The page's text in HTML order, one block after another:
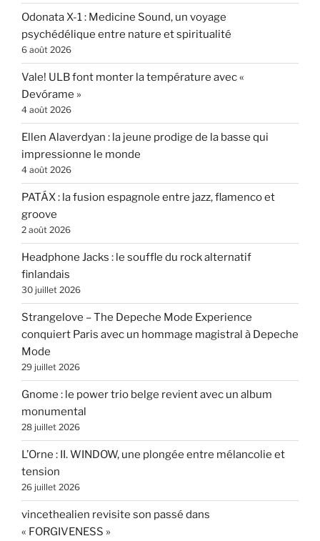
Odonata X-1 : Medicine Sound, un voyage
psychédélique entre nature et spiritualité
6 août 2026
Vale! ULB font monter la température avec «
Devórame »
4 août 2026
Ellen Alaverdyan : la jeune prodige de la basse qui
impressionne le monde
4 août 2026
PATÁX : la fusion espagnole entre jazz, flamenco et
groove
2 août 2026
Headphone Jacks : le souffle du rock alternatif
finlandais
30 juillet 2026
Strangelove – The Depeche Mode Experience
conquiert Paris avec un hommage magistral à Depeche
Mode
29 juillet 2026
Gnome : le power trio belge revient avec un album
monumental
28 juillet 2026
L’Orne : II. WINDOW, une plongée entre mélancolie et
tension
26 juillet 2026
vincethealien revisite son passé dans
« FORGIVENESS »